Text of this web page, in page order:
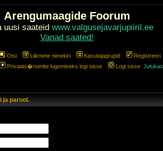
Arengumaagide Foorum
uusi saateid www.valgusejavarjupiiril.ee
Vanad saated!
Otsi Liikmete nimekiri Kasutajagrupid
Registreeri
Privaats�numite lugemiseks logi sisse Logi sisse Jutukas
ja parool.